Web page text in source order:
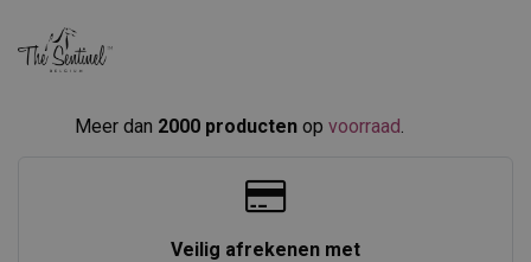
Meer dan 2000 producten op voorraad
Veilig afrekenen met